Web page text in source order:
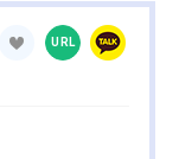
URL